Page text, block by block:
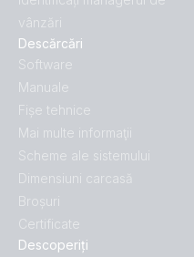
Descoperiți
Descărcări
Software
Manuale
Fișe tehnice
Mai multe informaţii
Scheme ale sistemului
Dimensiuni carcasă
Broșuri
Certificate
vânzări